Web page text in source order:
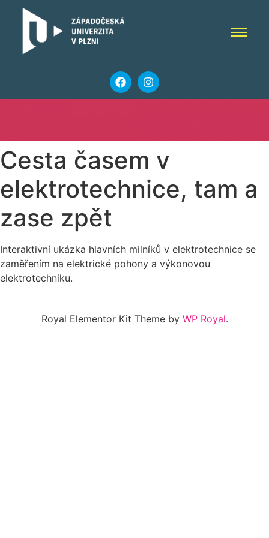
Cesta časem v
elektrotechnice, tam a
zase zpět
Interaktivní ukázka hlavních milníků v elektrotechnice se
zaměřením na elektrické pohony a výkonovou
elektrotechniku.
Royal Elementor Kit Theme by WP Royal.